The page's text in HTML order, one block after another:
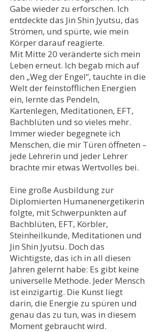
Gabe wieder zu erforschen. Ich
entdeckte das Jin Shin Jyutsu, das
Strömen, und spürte, wie mein
Körper darauf reagierte.
Mit Mitte 20 veränderte sich mein
Leben erneut. Ich begab mich auf
den „Weg der Engel“, tauchte in die
Welt der feinstofflichen Energien
ein, lernte das Pendeln,
Kartenlegen, Meditationen, EFT,
Bachblüten und so vieles mehr.
Immer wieder begegnete ich
Menschen, die mir Türen öffneten –
jede Lehrerin und jeder Lehrer
brachte mir etwas Wertvolles bei.
Eine große Ausbildung zur
Diplomierten Humanenergetikerin
folgte, mit Schwerpunkten auf
Bachblüten, EFT, Körbler,
Steinheilkunde, Meditationen und
Jin Shin Jyutsu. Doch das
Wichtigste, das ich in all diesen
Jahren gelernt habe: Es gibt keine
universelle Methode. Jeder Mensch
ist einzigartig. Die Kunst liegt
darin, die Energie zu spüren und
genau das zu tun, was in diesem
Moment gebraucht wird.